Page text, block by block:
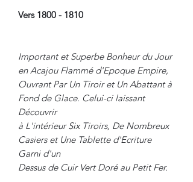
Vers 1800 - 1810
Important et Superbe Bonheur du Jour
en Acajou Flammé d'Epoque Empire,
Ouvrant Par Un Tiroir et Un Abattant à
Fond de Glace. Celui-ci laissant
Découvrir
à L'intérieur Six Tiroirs, De Nombreux
Casiers et Une Tablette d'Ecriture
Garni d'un
Dessus de Cuir Vert Doré au Petit Fer.